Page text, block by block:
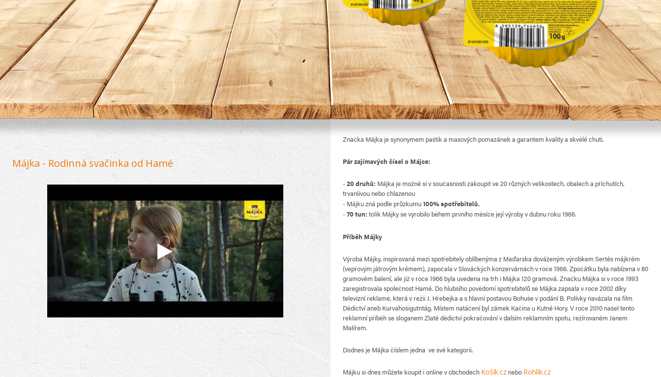
Značka Májka je synonymem paštik a masových pomazánek a garantem kvality a skvělé chuti.
Pár zajímavých čísel o Májce:
20 druhů: Májka je možné si v současnosti zakoupit ve 20 různých velikostech, obalech a příchutích,
trvanlivou nebo chlazenou
Májku zná podle průzkumu100% spotřebitelů.
70 tun: tolik Májky se vyrobilo během prvního měsíce její výroby v dubnu roku 1966.
Příběh Májky
Výroba Májky, inspirovaná mezi spotřebitely oblíbenýma z Maďarska dováženým výrobkem Sertés májkrém
(vepřovým játrovým krémem), započala v Slováckých konzervárnách v roce 1966. Zpočátku byla nabízena v 80
gramovém balení, ale již v roce 1966 byla uvedena na trh i Májka 120 gramová. Značku Májka si v roce 1993
zaregistrovala společnost Hamé. Do hlubšího povědomí spotřebitelů se Májka zapsala v roce 2002 díky
televizní reklamě, která v režii J. Hřebejka a s hlavní postavou Bohuše v podání B. Polívky navázala na film
Dědictví aneb Kurvahošigutntág. Místem natáčení byl zámek Kačina u Kutné Hory. V roce 2010 našel tento
reklamní příběh se sloganem Zlaté dědictví pokračování v dalším reklamním spotu, režírovaném Janem
Malířem.
Dodnes je Májka číslem jedna ve své kategorii.
Májku si dnes můžete koupit i online v obchodech Košík.cz nebo Rohlík.cz
Májka - Rodinná svačinka od Hamé